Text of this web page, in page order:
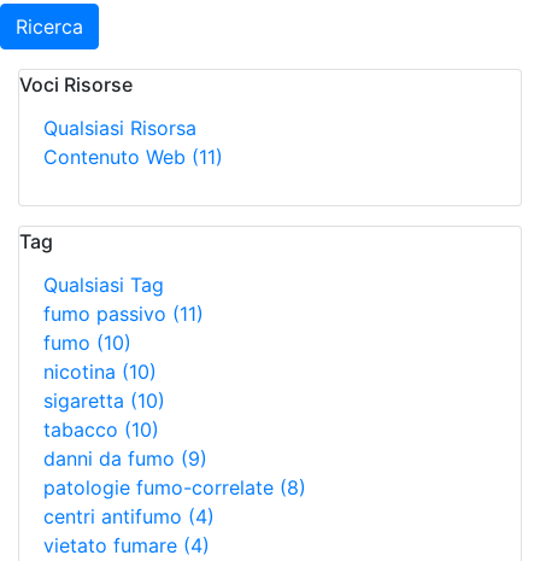
Ricerca
Voci Risorse
Qualsiasi Risorsa
Contenuto Web (11)
Tag
Qualsiasi Tag
fumo passivo (11)
fumo (10)
nicotina (10)
sigaretta (10)
tabacco (10)
danni da fumo (9)
patologie fumo-correlate (8)
centri antifumo (4)
vietato fumare (4)